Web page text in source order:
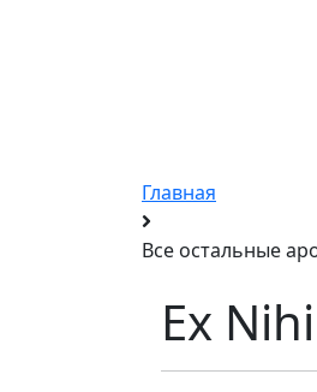
Главная
Все остальные
Ex